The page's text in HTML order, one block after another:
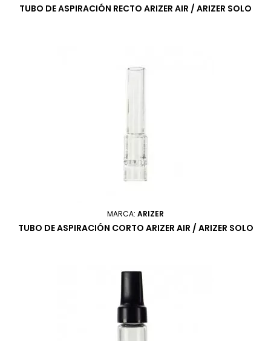
TUBO DE ASPIRACIÓN RECTO ARIZER AIR / ARIZER SOLO
MARCA: ARIZER
TUBO DE ASPIRACIÓN CORTO ARIZER AIR / ARIZER SOLO